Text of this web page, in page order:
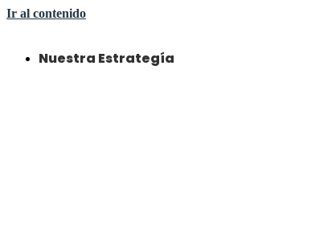
Ir al contenido
Nuestra Estrategía